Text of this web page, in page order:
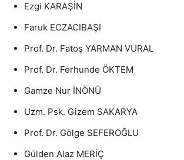
Ezgi KARAŞİN
Faruk ECZACIBAŞI
Prof. Dr. Fatoş YARMAN VURAL
Prof. Dr. Ferhunde ÖKTEM
Gamze Nur İNÖNÜ
Uzm. Psk. Gizem SAKARYA
Prof. Dr. Gölge SEFEROĞLU
Gülden Alaz MERİÇ